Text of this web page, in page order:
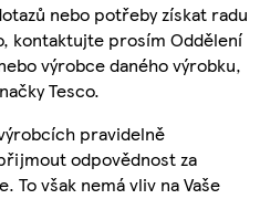
nebo potřeby získat radu
kontaktujte prosím Oddělení
výrobce daného výrobku,
Tesco.
pravidelně
odpovědnost za
To však nemá vliv na Vaše